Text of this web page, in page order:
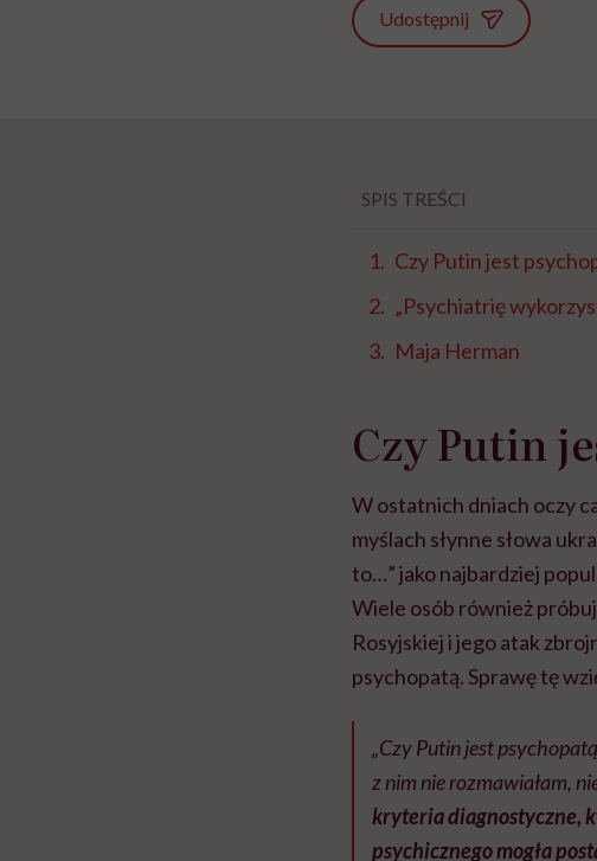
Udostępnij
SPIS TREŚCI
Czy Putin jest
„Psychiatrię
Maja Herman
Czy Putin
W ostatnich dniach oczy
myślach słynne słowa
to…” jako najbardziej
Wiele osób również
Rosyjskiej i jego atak
psychopatą. Sprawę tę
„Czy Putin jest
z nim nie rozmawiałam,
kryteria diagnostyczne,
psychicznego mogła